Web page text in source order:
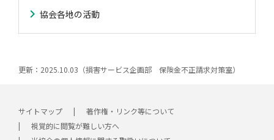
協会各地の活動
更新：2025.10.03（損害サービス企画部 保険金不正請求対策室）
サイトマップ
著作権・リンク等について
視覚的に閲覧が難しい方へ